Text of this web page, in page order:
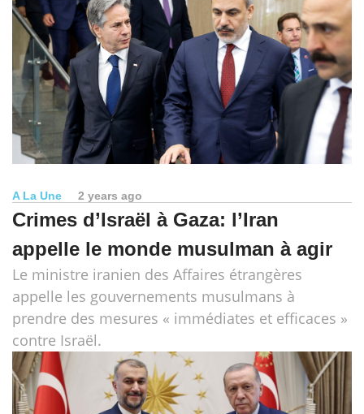
A La Une 2 years ago
Crimes d’Israël à Gaza: l’Iran
appelle le monde musulman à agir
Le ministre iranien des Affaires étrangères
appelle les gouvernements musulmans à
prendre des mesures « immédiates et efficaces »
contre Israël.